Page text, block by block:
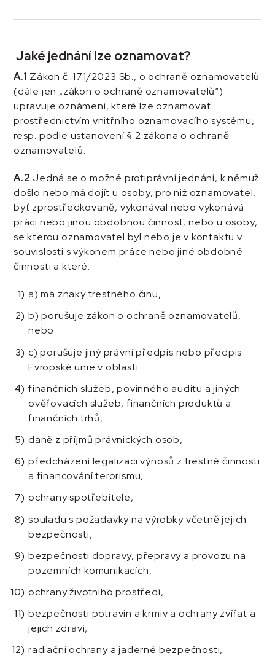
Jaké jednání lze oznamovat?
A.1 Zákon č. 171/2023 Sb., o ochraně oznamovatelů
(dále jen „zákon o ochraně oznamovatelů“)
upravuje oznámení, které lze oznamovat
prostřednictvím vnitřního oznamovacího systému,
resp. podle ustanovení § 2 zákona o ochraně
oznamovatelů.
A.2 Jedná se o možné protiprávní jednání, k němuž
došlo nebo má dojít u osoby, pro niž oznamovatel,
byť zprostředkovaně, vykonával nebo vykonává
práci nebo jinou obdobnou činnost, nebo u osoby,
se kterou oznamovatel byl nebo je v kontaktu v
souvislosti s výkonem práce nebo jiné obdobné
činnosti a které:
a) má znaky trestného činu,
b) porušuje zákon o ochraně oznamovatelů,
nebo
c) porušuje jiný právní předpis nebo předpis
Evropské unie v oblasti:
finančních služeb, povinného auditu a jiných
ověřovacích služeb, finančních produktů a
finančních trhů,
daně z příjmů právnických osob,
předcházení legalizaci výnosů z trestné činnosti
a financování terorismu,
ochrany spotřebitele,
souladu s požadavky na výrobky včetně jejich
bezpečnosti,
bezpečnosti dopravy, přepravy a provozu na
pozemních komunikacích,
ochrany životního prostředí,
bezpečnosti potravin a krmiv a ochrany zvířat a
jejich zdraví,
radiační ochrany a jaderné bezpečnosti,